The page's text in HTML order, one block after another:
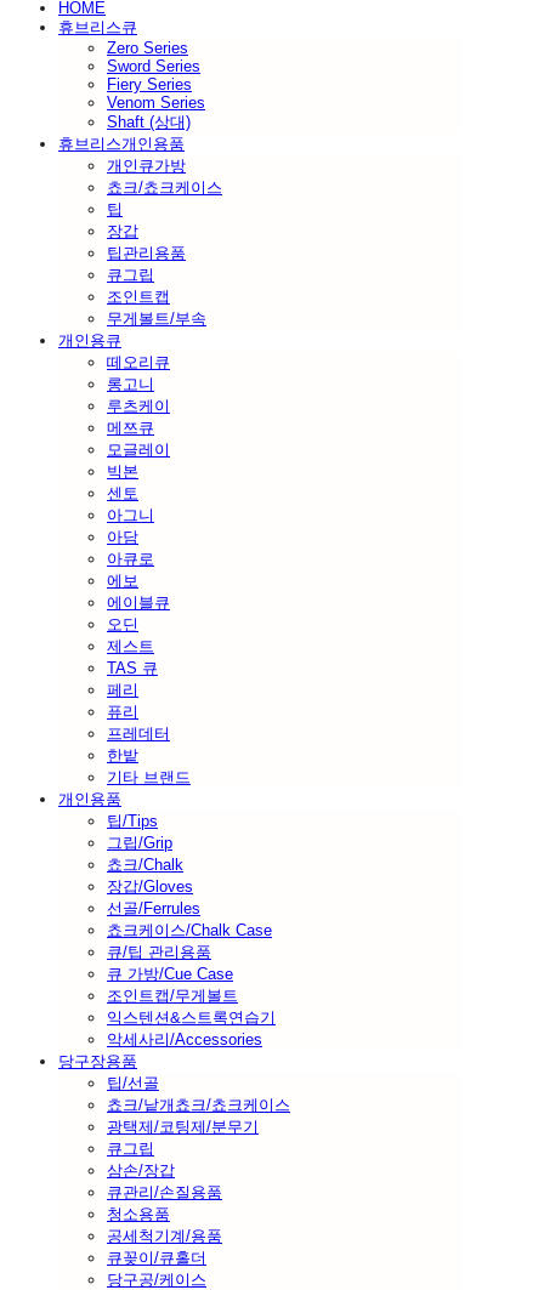
HOME
휴브리스큐
Zero Series
Sword Series
Fiery Series
Venom Series
Shaft (상대)
휴브리스개인용품
개인큐가방
쵸크/쵸크케이스
팁
장갑
팁관리용품
큐그립
조인트캡
무게볼트/부속
개인용큐
떼오리큐
롱고니
루츠케이
메쯔큐
모글레이
빅본
센토
아그니
아담
아큐로
에보
에이블큐
오딘
제스트
TAS 큐
페리
퓨리
프레데터
한밭
기타 브랜드
개인용품
팁/Tips
그립/Grip
쵸크/Chalk
장갑/Gloves
선골/Ferrules
쵸크케이스/Chalk Case
큐/팁 관리용품
큐 가방/Cue Case
조인트캡/무게볼트
익스텐션&스트록연습기
악세사리/Accessories
당구장용품
팁/선골
쵸크/낱개쵸크/쵸크케이스
광택제/코팅제/분무기
큐그립
삼손/장갑
큐관리/손질용품
청소용품
공세척기계/용품
큐꽂이/큐홀더
당구공/케이스